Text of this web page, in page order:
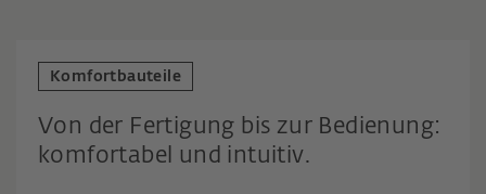
Komfortbauteile
Von der Fertigung bis zur Bedienung:
komfortabel und intuitiv.